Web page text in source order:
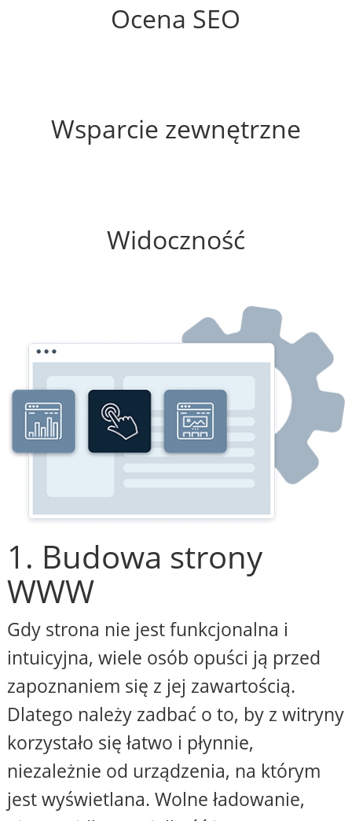
Ocena SEO
Wsparcie zewnętrzne
Widoczność
1. Budowa strony
WWW
Gdy strona nie jest funkcjonalna i
intuicyjna, wiele osób opuści ją przed
zapoznaniem się z jej zawartością.
Dlatego należy zadbać o to, by z witryny
korzystało się łatwo i płynnie,
niezależnie od urządzenia, na którym
jest wyświetlana. Wolne ładowanie,